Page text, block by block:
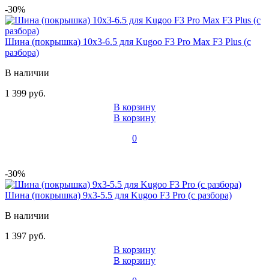
-30%
Шина (покрышка) 10x3-6.5 для Kugoo F3 Pro Max F3 Plus (с
разбора)
В наличии
1 399 руб.
В корзину
В корзину
0
-30%
Шина (покрышка) 9x3-5.5 для Kugoo F3 Pro (с разбора)
В наличии
1 397 руб.
В корзину
В корзину